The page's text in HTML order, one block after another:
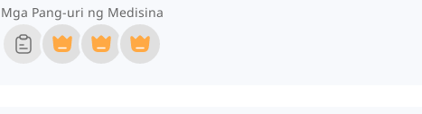
Mga Pang-uri ng Medisina